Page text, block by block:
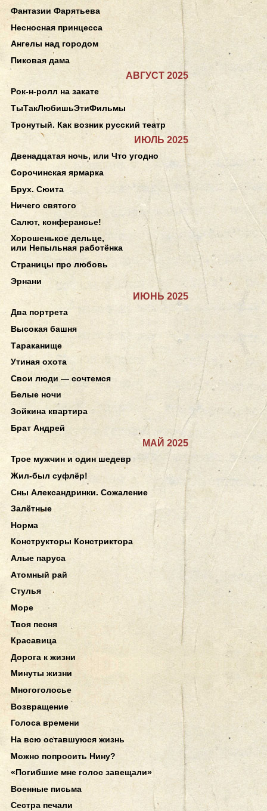
Фантазии Фарятьева
Несносная принцесса
Ангелы над городом
Пиковая дама
АВГУСТ 2025
Рок-н-ролл на закате
ТыТакЛюбишьЭтиФильмы
Тронутый. Как возник русский театр
ИЮЛЬ 2025
Двенадцатая ночь, или Что угодно
Сорочинская ярмарка
Брух. Сюита
Ничего святого
Салют, конферансье!
Хорошенькое дельце,
или Непыльная работёнка
Страницы про любовь
Эрнани
ИЮНЬ 2025
Два портрета
Высокая башня
Тараканище
Утиная охота
Свои люди — сочтемся
Белые ночи
Зойкина квартира
Брат Андрей
МАЙ 2025
Трое мужчин и один шедевр
Жил-был суфлёр!
Сны Александринки. Сожаление
Залётные
Норма
Конструкторы Констриктора
Алые паруса
Атомный рай
Стулья
Море
Твоя песня
Красавица
Дорога к жизни
Минуты жизни
Многоголосье
Возвращение
Голоса времени
На всю оставшуюся жизнь
Можно попросить Нину?
«Погибшие мне голос завещали»
Военные письма
Сестра печали